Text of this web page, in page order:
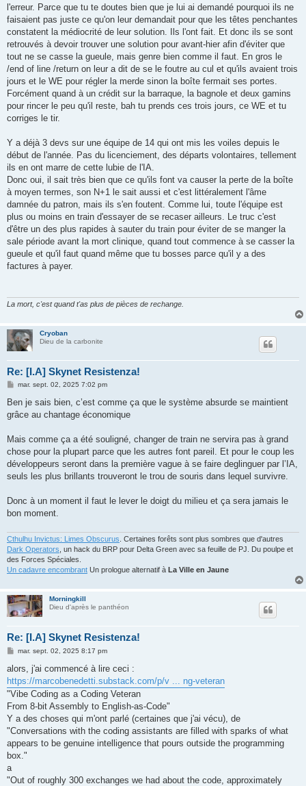
l'erreur. Parce que tu te doutes bien que je lui ai demandé pourquoi ils ne
faisaient pas juste ce qu'on leur demandait pour que les têtes penchantes
constatent la médiocrité de leur solution. Ils l'ont fait. Et donc ils se sont
retrouvés à devoir trouver une solution pour avant-hier afin d'éviter que
tout ne se casse la gueule, mais genre bien comme il faut. En gros le
/end of line /return on leur a dit de se le foutre au cul et qu'ils avaient trois
jours et le WE pour régler la merde sinon la boîte fermait ses portes.
Forcément quand à un crédit sur la barraque, la bagnole et deux gamins
pour rincer le peu qu'il reste, bah tu prends ces trois jours, ce WE et tu
corriges le tir.
Y a déjà 3 devs sur une équipe de 14 qui ont mis les voiles depuis le
début de l'année. Pas du licenciement, des départs volontaires, tellement
ils en ont marre de cette lubie de l'IA.
Donc oui, il sait très bien que ce qu'ils font va causer la perte de la boîte
à moyen termes, son N+1 le sait aussi et c'est littéralement l'âme
damnée du patron, mais ils s'en foutent. Comme lui, toute l'équipe est
plus ou moins en train d'essayer de se recaser ailleurs. Le truc c'est
d'être un des plus rapides à sauter du train pour éviter de se manger la
sale période avant la mort clinique, quand tout commence à se casser la
gueule et qu'il faut quand même que tu bosses parce qu'il y a des
factures à payer.
La mort, c'est quand t'as plus de pièces de rechange.
Cryoban
Dieu de la carbonite
Re: [I.A] Skynet Resistenza!
M
s
a
mar. sept. 02, 2025 7:02 pm
Ben je sais bien, c’est comme ça que le système absurde se maintient
grâce au chantage économique
Mais comme ça a été souligné, changer de train ne servira pas à grand
chose pour la plupart parce que les autres font pareil. Et pour le coup les
développeurs seront dans la première vague à se faire deglinguer par l’IA,
seuls les plus brillants trouveront le trou de souris dans lequel survivre.
Donc à un moment il faut le lever le doigt du milieu et ça sera jamais le
bon moment.
Cthulhu Invictus: Limes Obscurus . Certaines forêts sont plus sombres que d'autres
Dark Operators , un hack du BRP pour Delta Green avec sa feuille de PJ. Du poulpe et
des Forces Spéciales.
Un cadavre encombrant Un prologue alternatif à La Ville en Jaune
Morningkill
Dieu d'après le panthéon
Re: [I.A] Skynet Resistenza!
M
s
a
g
e
mar. sept. 02, 2025 8:17 pm
alors, j'ai commencé à lire ceci :
https://marcobenedetti.substack.com/p/v ... ng-veteran
"Vibe Coding as a Coding Veteran
From 8-bit Assembly to English-as-Code"
Y a des choses qui m'ont parlé (certaines que j'ai vécu), de
"Conversations with the coding assistants are filled with sparks of what
appears to be genuine intelligence that pours outside the programming
box."
a
"Out of roughly 300 exchanges we had about the code, approximately